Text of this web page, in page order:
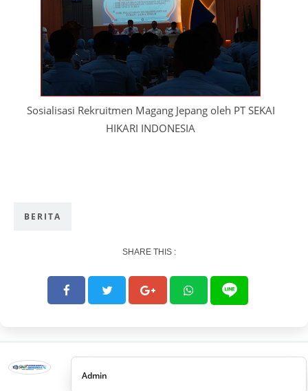
Sosialisasi Rekruitmen Magang Jepang oleh PT SEKAI
HIKARI INDONESIA
BERITA
SHARE THIS :
Admin